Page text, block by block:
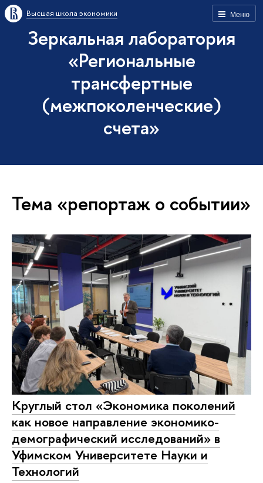
Меню
Высшая школа экономики
Зеркальная лаборатория
«Региональные
трансфертные
(межпоколенческие)
счета»
Тема «репортаж о событии»
Круглый стол «Экономика поколений
как новое направление экономико-
демографический исследований» в
Уфимском Университете Науки и
Технологий